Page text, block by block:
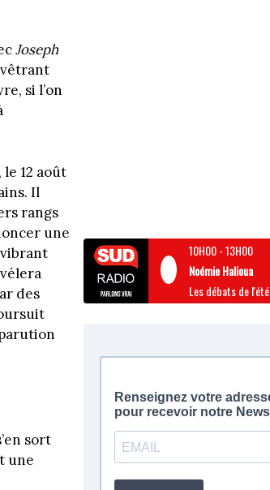
Joseph
si l’on
12 août
Il
rangs
une
des
sort
une
10H00-13H00
Noémie Halioua
Les débats de l'été